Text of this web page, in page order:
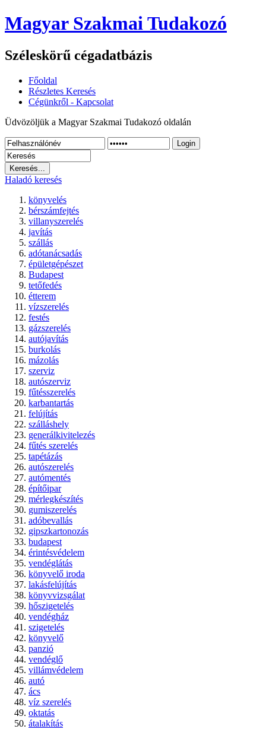
Magyar Szakmai Tudakozó
Széleskörű cégadatbázis
Főoldal
Részletes Keresés
Cégünkről - Kapcsolat
Üdvözöljük a Magyar Szakmai Tudakozó oldalán
Login
Haladó keresés
könyvelés
bérszámfejtés
villanyszerelés
javítás
szállás
adótanácsadás
épületgépészet
Budapest
tetőfedés
étterem
vízszerelés
festés
gázszerelés
autójavítás
burkolás
mázolás
szerviz
autószerviz
fűtésszerelés
karbantartás
felújítás
szálláshely
generálkivitelezés
fűtés szerelés
tapétázás
autószerelés
autómentés
építőipar
mérlegkészítés
gumiszerelés
adóbevallás
gipszkartonozás
budapest
érintésvédelem
vendéglátás
könyvelő iroda
lakásfelújítás
könyvvizsgálat
hőszigetelés
vendégház
szigetelés
könyvelő
panzió
vendéglő
villámvédelem
autó
ács
víz szerelés
oktatás
átalakítás